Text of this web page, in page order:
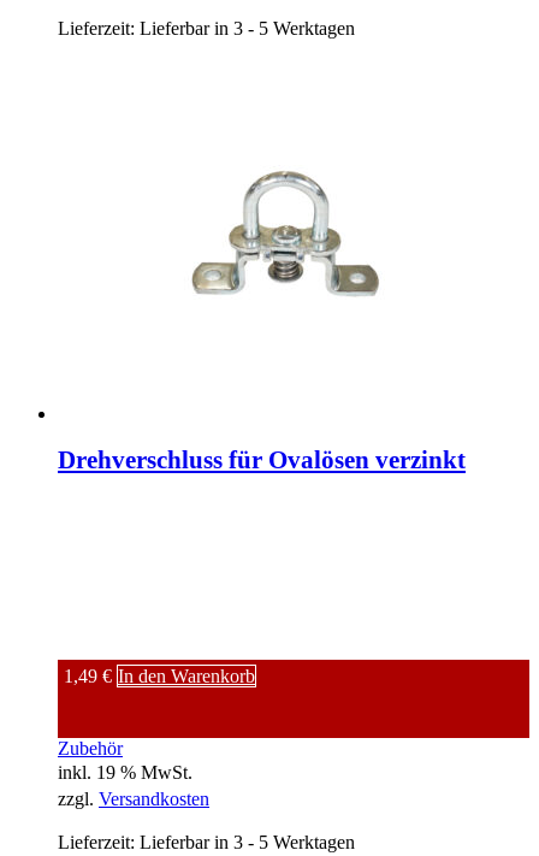
können
Lieferzeit: Lieferbar in 3 - 5 Werktagen
Drehverschluss für Ovalösen verzinkt
1,49 € In den Warenkorb
Zubehör
inkl. 19 % MwSt.
zzgl. Versandkosten
Lieferzeit: Lieferbar in 3 - 5 Werktagen